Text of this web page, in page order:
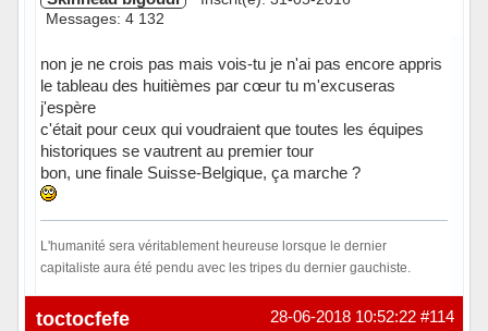
Messages: 4 132
non je ne crois pas mais vois-tu je n'ai pas encore appris
le tableau des huitièmes par cœur tu m'excuseras
j'espère
c'était pour ceux qui voudraient que toutes les équipes
historiques se vautrent au premier tour
bon, une finale Suisse-Belgique, ça marche ?
L'humanité sera véritablement heureuse lorsque le dernier
capitaliste aura été pendu avec les tripes du dernier gauchiste.
Hors ligne #114
28-06-2018 10:52:22
toctocfefe